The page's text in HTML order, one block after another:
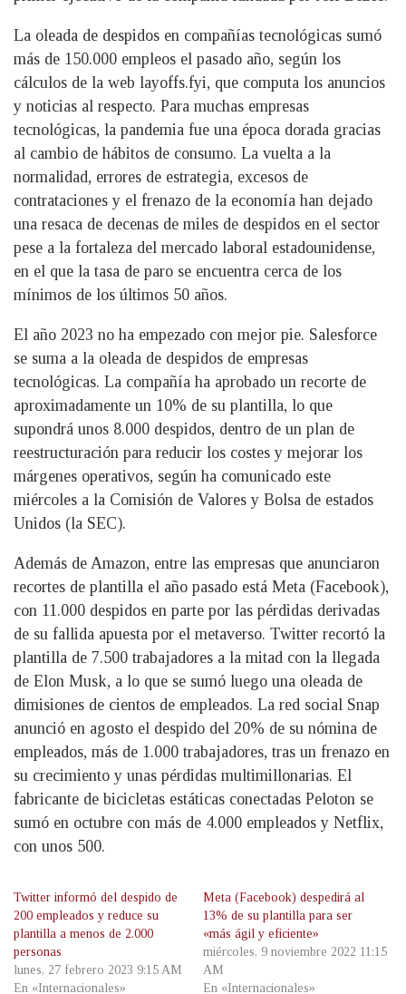
La oleada de despidos en compañías tecnológicas sumó
más de 150.000 empleos el pasado año, según los
cálculos de la web layoffs.fyi, que computa los anuncios
y noticias al respecto. Para muchas empresas
tecnológicas, la pandemia fue una época dorada gracias
al cambio de hábitos de consumo. La vuelta a la
normalidad, errores de estrategia, excesos de
contrataciones y el frenazo de la economía han dejado
una resaca de decenas de miles de despidos en el sector
pese a la fortaleza del mercado laboral estadounidense,
en el que la tasa de paro se encuentra cerca de los
mínimos de los últimos 50 años.
El año 2023 no ha empezado con mejor pie. Salesforce
se suma a la oleada de despidos de empresas
tecnológicas. La compañía ha aprobado un recorte de
aproximadamente un 10% de su plantilla, lo que
supondrá unos 8.000 despidos, dentro de un plan de
reestructuración para reducir los costes y mejorar los
márgenes operativos, según ha comunicado este
miércoles a la Comisión de Valores y Bolsa de estados
Unidos (la SEC).
Además de Amazon, entre las empresas que anunciaron
recortes de plantilla el año pasado está Meta (Facebook),
con 11.000 despidos en parte por las pérdidas derivadas
de su fallida apuesta por el metaverso. Twitter recortó la
plantilla de 7.500 trabajadores a la mitad con la llegada
de Elon Musk, a lo que se sumó luego una oleada de
dimisiones de cientos de empleados. La red social Snap
anunció en agosto el despido del 20% de su nómina de
empleados, más de 1.000 trabajadores, tras un frenazo en
su crecimiento y unas pérdidas multimillonarias. El
fabricante de bicicletas estáticas conectadas Peloton se
sumó en octubre con más de 4.000 empleados y Netflix,
con unos 500.
Twitter informó del despido de
200 empleados y reduce su
plantilla a menos de 2.000
personas
lunes, 27 febrero 2023 9:15 AM
En «Internacionales»
Meta (Facebook) despedirá al
13% de su plantilla para ser
«más ágil y eficiente»
miércoles, 9 noviembre 2022 11:15
AM
En «Internacionales»